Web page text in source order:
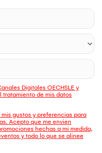
Digitales OECHSLE y
tratamiento de mis datos
gustos y preferencias para
Acepto que me envien
hechas a mi medida,
y todo lo que se alinee